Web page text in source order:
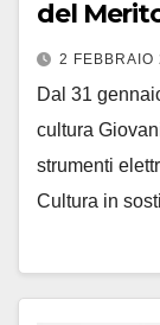
del
2 FEBBRAIO
Dal 31
cultura
strumenti
Cultura in